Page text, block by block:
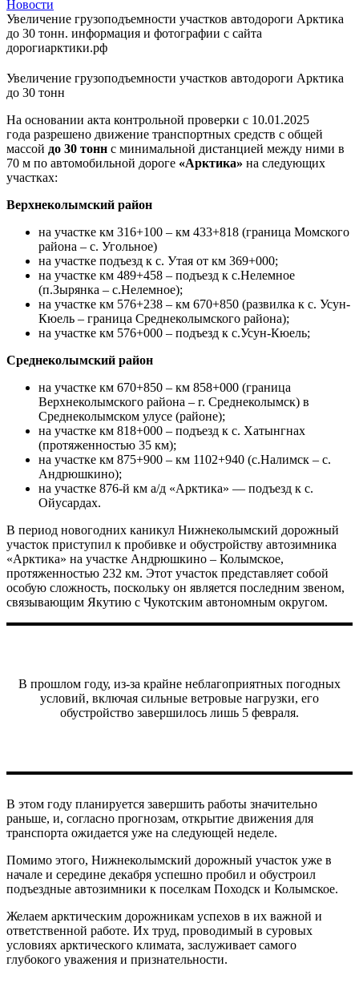
Новости
Увеличение грузоподъемности участков автодороги Арктика
до 30 тонн. информация и фотографии с сайта
дорогиарктики.рф
Увеличение грузоподъемности участков автодороги Арктика
до 30 тонн
На основании акта контрольной проверки с 10.01.2025
года разрешено движение транспортных средств с общей
массой до 30 тонн с минимальной дистанцией между ними в
70 м по автомобильной дороге «Арктика» на следующих
участках:
Верхнеколымский район
на участке км 316+100 – км 433+818 (граница Момского
района – с. Угольное)
на участке подъезд к с. Утая от км 369+000;
на участке км 489+458 – подъезд к с.Нелемное
(п.Зырянка – с.Нелемное);
на участке км 576+238 – км 670+850 (развилка к с. Усун-
Кюель – граница Среднеколымского района);
на участке км 576+000 – подъезд к с.Усун-Кюель;
Среднеколымский район
на участке км 670+850 – км 858+000 (граница
Верхнеколымского района – г. Среднеколымск) в
Среднеколымском улусе (районе);
на участке км 818+000 – подъезд к с. Хатынгнах
(протяженностью 35 км);
на участке км 875+900 – км 1102+940 (с.Налимск – с.
Андрюшкино);
на участке 876-й км а/д «Арктика» — подъезд к с.
Ойусардах.
В период новогодних каникул Нижнеколымский дорожный
участок приступил к пробивке и обустройству автозимника
«Арктика» на участке Андрюшкино – Колымское,
протяженностью 232 км. Этот участок представляет собой
особую сложность, поскольку он является последним звеном,
связывающим Якутию с Чукотским автономным округом.
В прошлом году, из-за крайне неблагоприятных погодных
условий, включая сильные ветровые нагрузки, его
обустройство завершилось лишь 5 февраля.
В этом году планируется завершить работы значительно
раньше, и, согласно прогнозам, открытие движения для
транспорта ожидается уже на следующей неделе.
Помимо этого, Нижнеколымский дорожный участок уже в
начале и середине декабря успешно пробил и обустроил
подъездные автозимники к поселкам Походск и Колымское.
Желаем арктическим дорожникам успехов в их важной и
ответственной работе. Их труд, проводимый в суровых
условиях арктического климата, заслуживает самого
глубокого уважения и признательности.